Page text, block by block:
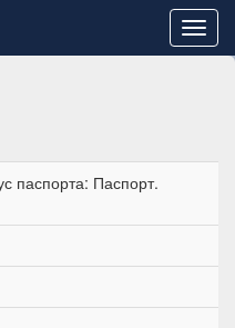
паспорта: Паспорт.